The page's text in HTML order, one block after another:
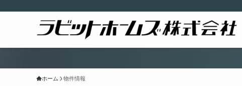
ホーム 物件情報